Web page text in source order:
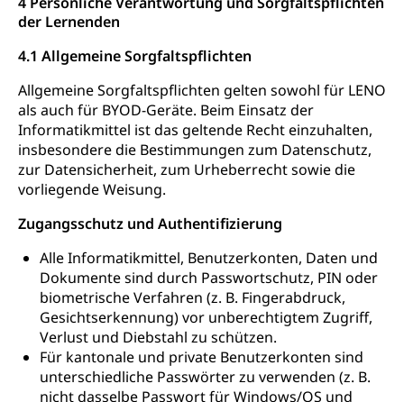
der Lernenden
4.1 Allgemeine Sorgfaltspflichten
Allgemeine Sorgfaltspflichten gelten sowohl für LENO
als auch für BYOD-Geräte. Beim Einsatz der
Informatikmittel ist das geltende Recht einzuhalten,
insbesondere die Bestimmungen zum Datenschutz,
zur Datensicherheit, zum Urheberrecht sowie die
vorliegende Weisung.
Zugangsschutz und Authentifizierung
Alle Informatikmittel, Benutzerkonten, Daten und
Dokumente sind durch Passwortschutz, PIN oder
biometrische Verfahren (z. B. Fingerabdruck,
Gesichtserkennung) vor unberechtigtem Zugriff,
Verlust und Diebstahl zu schützen.
Für kantonale und private Benutzerkonten sind
unterschiedliche Passwörter zu verwenden (z. B.
nicht dasselbe Passwort für Windows/OS und